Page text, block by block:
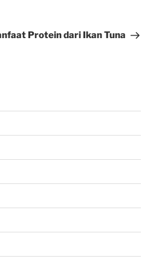
Protein dari Ikan Tuna